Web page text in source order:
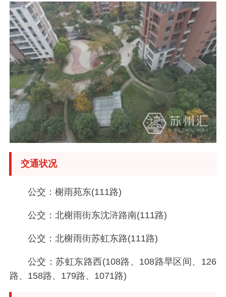
交通状况
公交：榭雨苑东(111路)
公交：北榭雨街东沈浒路南(111路)
公交：北榭雨街苏虹东路(111路)
公交：苏虹东路西(108路、108路早区间、126
路、158路、179路、1071路)